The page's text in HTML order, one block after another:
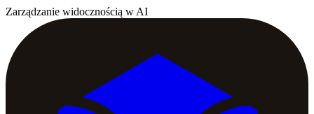
Zarządzanie widocznością w AI